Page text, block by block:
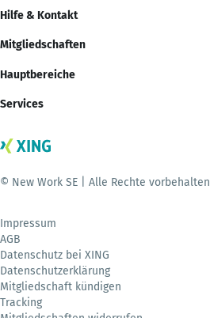
Hilfe & Kontakt
Mitgliedschaften
Hauptbereiche
Services
© New Work SE | Alle Rechte vorbehalten
Impressum
AGB
Datenschutz bei XING
Datenschutzerklärung
Mitgliedschaft kündigen
Tracking